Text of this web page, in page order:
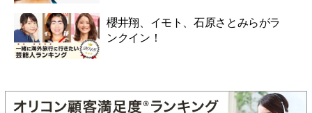
櫻井翔、イモト、石原さとみらがラ
ンクイン！